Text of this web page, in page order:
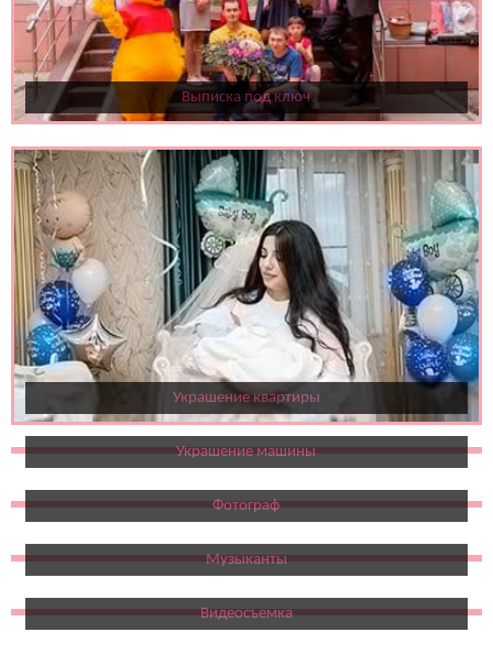
Выписка под ключ
Украшение квартиры
Украшение машины
Фотограф
Музыканты
Видеосъемка